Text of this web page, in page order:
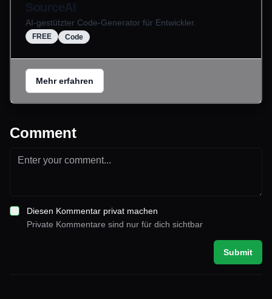
SourceAI
AI-gestützter Code-Generator für Entwickler.
FREE Code
Mehr erfahren
Comment
Diesen Kommentar privat machen
Private Kommentare sind nur für dich sichtbar
Submit